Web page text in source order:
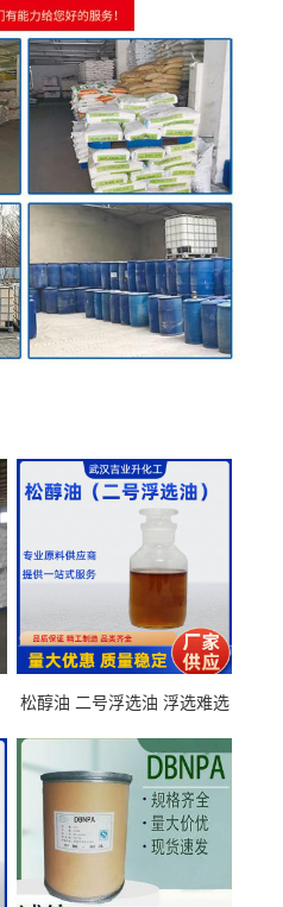
松醇油 二号浮选油 浮选难选